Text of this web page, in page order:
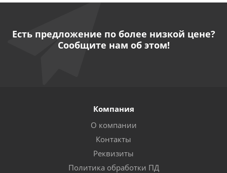
Есть предложение по более низкой цене?
Сообщите нам об этом!
Компания
О компании
Контакты
Реквизиты
Политика обработки ПД